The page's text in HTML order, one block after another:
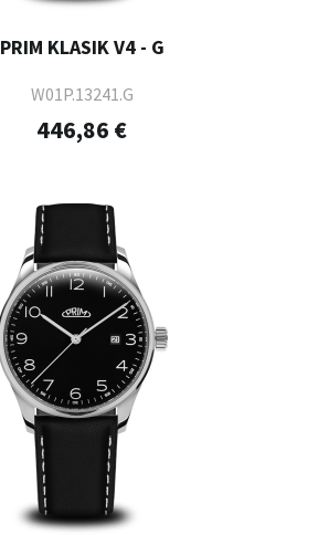
PRIM KLASIK V4 - G
W01P.13241.G
446,86 €